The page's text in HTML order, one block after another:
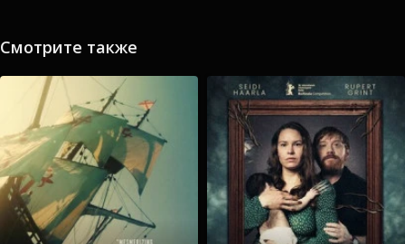
Смотрите также